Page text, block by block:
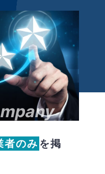
者のみ を掲